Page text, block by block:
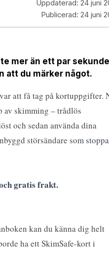
Uppdaterad: 24 juni
Publicerad: 24 juni
mer än ett par
att du märker något.
att få tag på kortuppgifter.
av skimming – trådlös
och sedan använda dina
störsändare som
gratis frakt.
kan du känna dig helt
ha ett SkimSafe-kort i